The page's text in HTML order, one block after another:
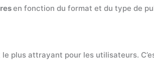
en fonction du format et du type de
le plus attrayant pour les utilisateurs.